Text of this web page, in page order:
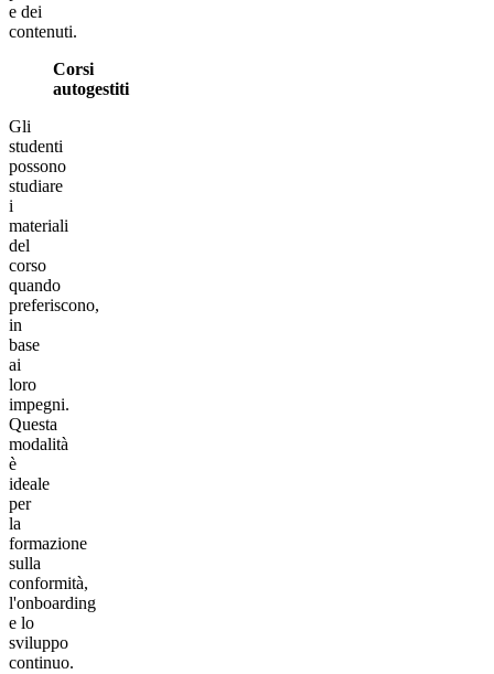
e dei
contenuti.
Corsi
autogestiti
Gli
studenti
possono
studiare
i
materiali
del
corso
quando
preferiscono,
in
base
ai
loro
impegni.
Questa
modalità
è
ideale
per
la
formazione
sulla
conformità,
l'onboarding
e lo
sviluppo
continuo.